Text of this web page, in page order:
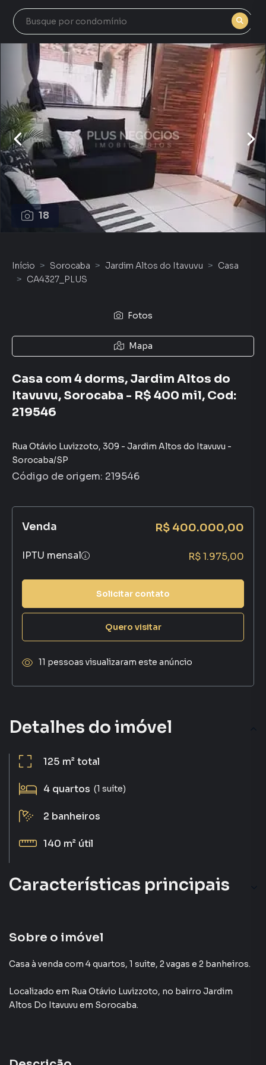
18
Detalhes do imóvel
125 m²total
4 quartos (1 suíte)
2 banheiros
140 m² útil
Características principais
Sobre o imóvel
Casa à venda com 4 quartos, 1 suite, 2 vagas e 2 banheiros.
Localizado em Rua Otávio Luvizzoto, no bairro Jardim
Altos Do Itavuvu em Sorocaba.
Início Sorocaba Jardim Altos do Itavuvu
Casa
CA4327_PLUS
Fotos
Mapa
Casa com 4 dorms, Jardim Altos do
Itavuvu, Sorocaba - R$ 400 mil, Cod:
219546
Rua Otávio Luvizzoto, 309 - Jardim Altos do Itavuvu -
Sorocaba/SP
Código de origem: 219546
Venda R$ 400.000,00
IPTU mensal R$ 1.975,00
Solicitar contato
Quero visitar
11 pessoas visualizaram este anúncio